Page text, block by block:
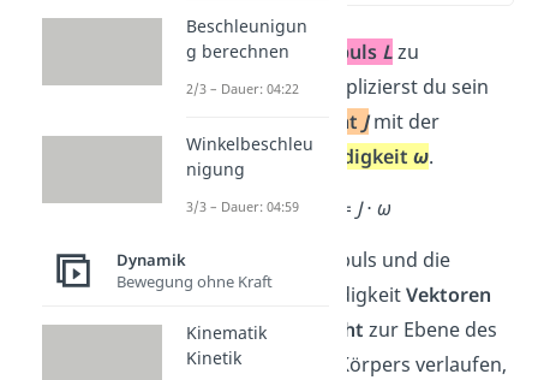
Um denDrehimpuls Lzu
berechnen, multiplizierst du sein
Trägheitsmoment Jmit der
Winkelgeschwindigkeit ω.
= J⋅ω
Weil der Drehimpuls und die
WinkelgeschwindigkeitVektoren
sind, die
senkrecht zur Ebene des
sich drehenden Körpers verlaufen,
Beschleunigun
g berechnen
2/3 – Dauer: 04:22
Winkelbeschleu
nigung
3/3 – Dauer: 04:59
Dynamik
Bewegung ohne Kraft
Kinematik
Kinetik